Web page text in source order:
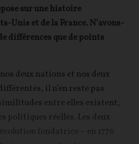
sur une histoire
Unis et de la France. N’avons-
différences que de points
deux nations et nos deux
il n’en reste pas
entre elles existent,
politiques réelles. Les deux